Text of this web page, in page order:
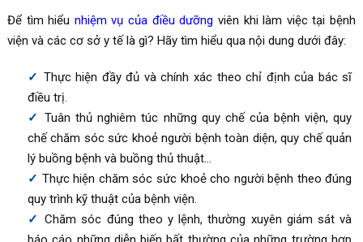
Để tìm hiểu nhiệm vụ của điều dưỡng viên khi làm việc tại bệnh
viện và các cơ sở y tế là gì? Hãy tìm hiểu qua nội dung dưới đây:
Thực hiện đầy đủ và chính xác theo chỉ định của bác sĩ
điều trị.
Tuân thủ nghiêm túc những quy chế của bệnh viện, quy
chế chăm sóc sức khoẻ người bệnh toàn diện, quy chế quản
lý buồng bệnh và buồng thủ thuật…
Thực hiện chăm sóc sức khoẻ cho người bệnh theo đúng
quy trình kỹ thuật của bệnh viện.
Chăm sóc đúng theo y lệnh, thường xuyên giám sát và